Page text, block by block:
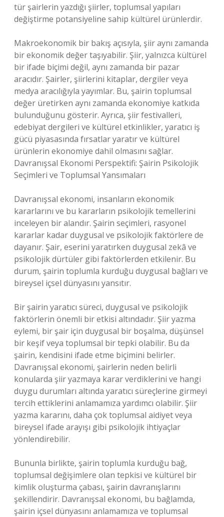
tür şairlerin yazdığı şiirler, toplumsal yapıları
değiştirme potansiyeline sahip kültürel ürünlerdir.
Makroekonomik bir bakış açısıyla, şiir aynı zamanda
bir ekonomik değer taşıyabilir. Şiir, yalnızca kültürel
bir ifade biçimi değil, aynı zamanda bir pazar
aracıdır. Şairler, şiirlerini kitaplar, dergiler veya
medya aracılığıyla yayımlar. Bu, şairin toplumsal
değer üretirken aynı zamanda ekonomiye katkıda
bulunduğunu gösterir. Ayrıca, şiir festivalleri,
edebiyat dergileri ve kültürel etkinlikler, yaratıcı iş
gücü piyasasında fırsatlar yaratır ve kültürel
ürünlerin ekonomiye dahil olmasını sağlar.
Davranışsal Ekonomi Perspektifi: Şairin Psikolojik
Seçimleri ve Toplumsal Yansımaları
Davranışsal ekonomi, insanların ekonomik
kararlarını ve bu kararların psikolojik temellerini
inceleyen bir alandır. Şairin seçimleri, rasyonel
kararlar kadar duygusal ve psikolojik faktörlere de
dayanır. Şair, eserini yaratırken duygusal zekâ ve
psikolojik dürtüler gibi faktörlerden etkilenir. Bu
durum, şairin toplumla kurduğu duygusal bağları ve
bireysel içsel dünyasını yansıtır.
Bir şairin yaratıcı süreci, duygusal ve psikolojik
faktörlerin önemli bir etkisi altındadır. Şiir yazma
eylemi, bir şair için duygusal bir boşalma, düşünsel
bir keşif veya toplumsal bir tepki olabilir. Bu da
şairin, kendisini ifade etme biçimini belirler.
Davranışsal ekonomi, şairlerin neden belirli
konularda şiir yazmaya karar verdiklerini ve hangi
duygu durumları altında yaratıcı süreçlerine girmeyi
tercih ettiklerini anlamamıza yardımcı olabilir. Şiir
yazma kararını, daha çok toplumsal aidiyet veya
bireysel ifade arayışı gibi psikolojik ihtiyaçlar
yönlendirebilir.
Bununla birlikte, şairin toplumla kurduğu bağ,
toplumsal değişimlere olan tepkisi ve kültürel bir
kimlik oluşturma çabası, şairin davranışlarını
şekillendirir. Davranışsal ekonomi, bu bağlamda,
şairin içsel dünyasını anlamamıza ve toplumsal